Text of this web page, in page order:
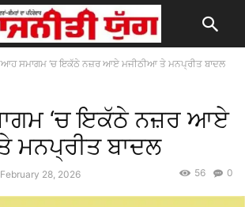
ਸਮਾਗਮ ‘ਚ ਇਕੱਠੇ ਨਜ਼ਰ ਆਏ ਮਜੀਠੀਆ ਤੇ ਮਨਪ੍ਰੀਤ ਬਾਦਲ
‘ਚ ਇਕੱਠੇ ਨਜ਼ਰ ਆਏ
ਮਨਪ੍ਰੀਤ ਬਾਦਲ
February 28, 2026 0
56